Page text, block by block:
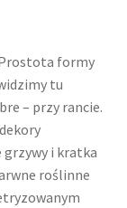
Prostota formy
tu
– przy rancie.
grzywy i kratka
roślinne